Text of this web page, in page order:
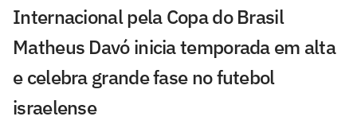
Internacional pela Copa do Brasil
Matheus Davó inicia temporada em alta
e celebra grande fase no futebol
israelense